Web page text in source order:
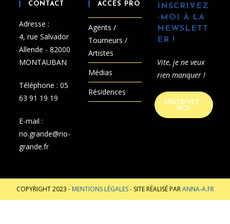
CONTACT
Adresse :
4, rue Salvador
Allende - 82000
MONTAUBAN
Téléphone :05
63 91 19 19
E-mail :
rio.grande@rio-
grande.fr
ACCÈS PRO
Agents /
Tourneurs /
Artistes
Médias
Résidences
INSCRIVEZ
-MOI À LA
NEWSLETT
ER !
Vite, je ne veux
rien manquer !
INSCRIVEZ-
MOI
COPYRIGHT 2023 - MENTIONS LÉGALES- SITE RÉALISÉ PARANNA-A.FR